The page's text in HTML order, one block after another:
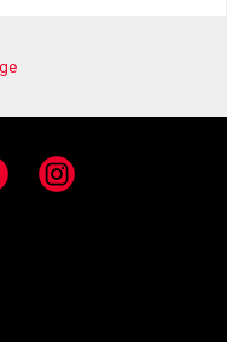
Instagram